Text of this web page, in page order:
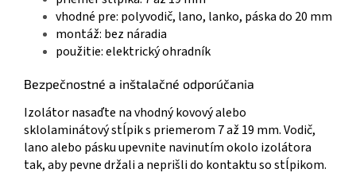
vhodné pre: polyvodič, lano, lanko, páska do 20 mm
montáž: bez náradia
použitie: elektrický ohradník
Bezpečnostné a inštalačné odporúčania
Izolátor nasaďte na vhodný kovový alebo
sklolaminátový stĺpik s priemerom 7 až 19 mm. Vodič,
lano alebo pásku upevnite navinutím okolo izolátora
tak, aby pevne držali a neprišli do kontaktu so stĺpikom.